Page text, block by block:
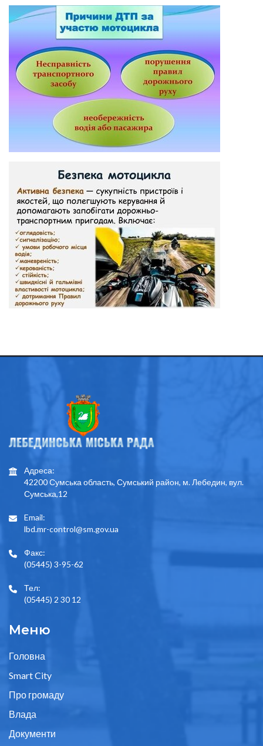
Адреса:
42200 Сумська область, Сумський район, м. Лебедин, вул.
Сумська,12
Email:
lbd.mr-control@sm.gov.ua
Факс:
(05445) 3-95-62
Тел:
(05445) 2 30 12
Меню
Головна
Smart City
Про громаду
Влада
Документи